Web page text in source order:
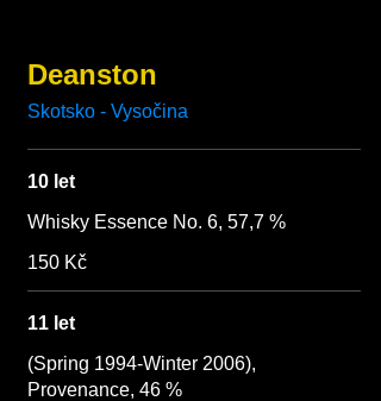
Deanston
Skotsko - Vysočina
10 let
Whisky Essence No. 6, 57,7 %
150 Kč
11 let
(Spring 1994-Winter 2006),
Provenance, 46 %